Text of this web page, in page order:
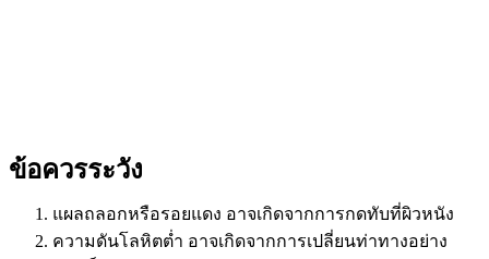
ข้อควรระวัง
แผลถลอกหรือรอยแดง อาจเกิดจากการกดทับที่ผิวหนัง
ความดันโลหิตต่ำ อาจเกิดจากการเปลี่ยนท่าทางอย่าง